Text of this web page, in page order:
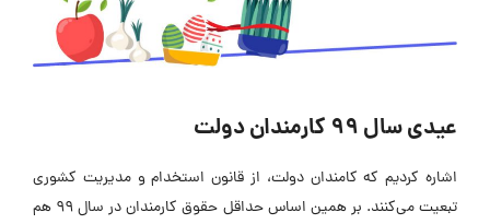
عیدی سال ۹۹ کارمندان دولت
اشاره کردیم که کامندان دولت، از قانون استخدام و مدیریت کشوری
تبعیت می‌کنند. بر همین اساس حداقل حقوق کارمندان در سال ۹۹ هم